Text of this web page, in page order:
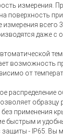
измерения.
поверхность
всего 3
даже с
возможность
от
распределение
образцу
без применения
быстрым и
защиты - IP65. Вы